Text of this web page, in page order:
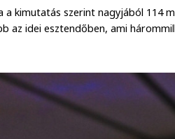
a kimutatás szerint nagyjából 114
az idei esztendőben, ami